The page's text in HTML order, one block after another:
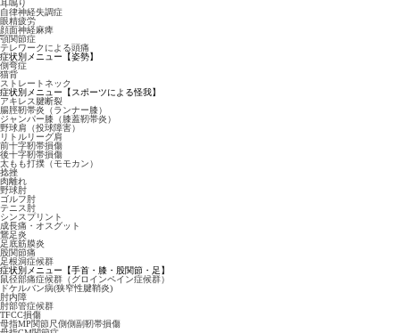
耳鳴り
自律神経失調症
眼精疲労
顔面神経麻痺
顎関節症
テレワークによる頭痛
症状別メニュー【姿勢】
側弯症
猫背
ストレートネック
症状別メニュー【スポーツによる怪我】
アキレス腱断裂
腸脛靭帯炎（ランナー膝）
ジャンパー膝（膝蓋靭帯炎）
野球肩（投球障害）
リトルリーグ肩
前十字靭帯損傷
後十字靭帯損傷
太もも打撲（モモカン）
捻挫
肉離れ
野球肘
ゴルフ肘
テニス肘
シンスプリント
成長痛・オスグット
鵞足炎
足底筋膜炎
股関節痛
足根洞症候群
症状別メニュー【手首・膝・股関節・足】
鼠径部痛症候群（グロインペイン症候群）
ドケルバン病(狭窄性腱鞘炎)
肘内障
肘部管症候群
TFCC損傷
母指MP関節尺側側副靭帯損傷